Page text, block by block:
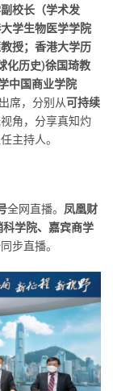
校长（学术发
学生物医学学院
授；香港大学历
化历史)徐国琦教
中国商业学院
席，分别从可持续
角，分享真知灼
主持人。
全网直播。 凤凰财
学院、嘉宾商学
同步直播。